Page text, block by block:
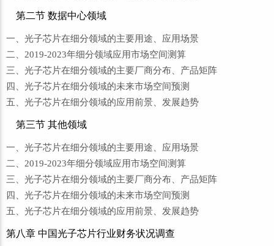
第二节 数据中心领域
一、光子芯片在细分领域的主要用途、应用场景
二、2019-2023年细分领域应用市场空间测算
三、光子芯片在细分领域的主要厂商分布、产品矩阵
四、光子芯片在细分领域的未来市场空间预测
五、光子芯片在细分领域的应用前景、发展趋势
第三节 其他领域
一、光子芯片在细分领域的主要用途、应用场景
二、2019-2023年细分领域应用市场空间测算
三、光子芯片在细分领域的主要厂商分布、产品矩阵
四、光子芯片在细分领域的未来市场空间预测
五、光子芯片在细分领域的应用前景、发展趋势
第八章 中国光子芯片行业财务状况调查